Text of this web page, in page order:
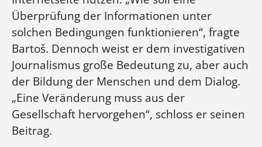
Überprüfung der Informationen unter
solchen Bedingungen funktionieren“, fragte
Bartoš. Dennoch weist er dem investigativen
Journalismus große Bedeutung zu, aber auch
der Bildung der Menschen und dem Dialog.
„Eine Veränderung muss aus der
Gesellschaft hervorgehen“, schloss er seinen
Beitrag.